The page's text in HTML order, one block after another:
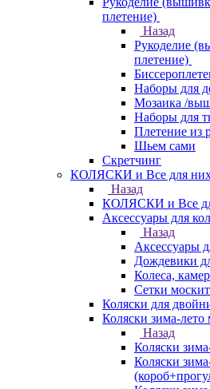
плетение)
Назад
Рукоделие
плетение)
Наборы для
Мозаика /
Наборы для
Плетение из
Шьем сами
Скретчинг
КОЛЯСКИ и Все для них
Назад
КОЛЯСКИ и Все
Аксессуары для
Назад
Аксессуары
Дождевики
Колеса,
Сетки
Коляски для
Коляски зима-лето
Назад
Коляски
Коляски